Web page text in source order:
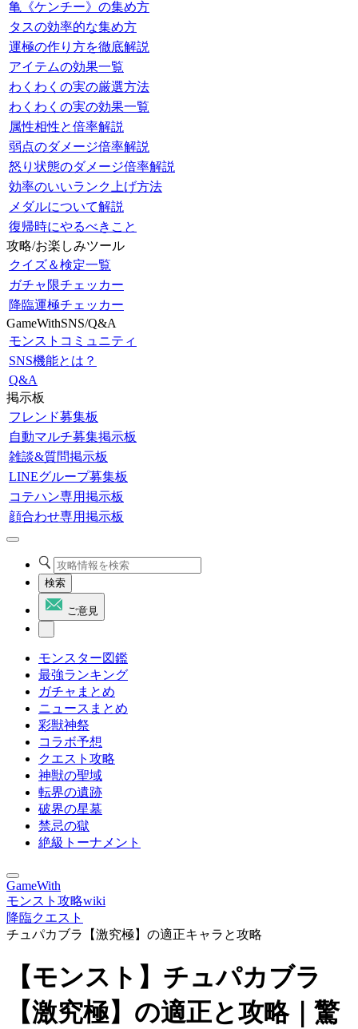
亀《ケンチー》の集め方
タスの効率的な集め方
運極の作り方を徹底解説
アイテムの効果一覧
わくわくの実の厳選方法
わくわくの実の効果一覧
属性相性と倍率解説
弱点のダメージ倍率解説
怒り状態のダメージ倍率解説
効率のいいランク上げ方法
メダルについて解説
復帰時にやるべきこと
攻略/お楽しみツール
クイズ＆検定一覧
ガチャ限チェッカー
降臨運極チェッカー
GameWithSNS/Q&A
モンストコミュニティ
SNS機能とは？
Q&A
掲示板
フレンド募集板
自動マルチ募集掲示板
雑談&質問掲示板
LINEグループ募集板
コテハン専用掲示板
顔合わせ専用掲示板
検索
ご意見
モンスター図鑑
最強ランキング
ガチャまとめ
ニュースまとめ
彩獣神祭
コラボ予想
クエスト攻略
神獣の聖域
転界の遺跡
破界の星墓
禁忌の獄
絶級トーナメント
GameWith
モンスト攻略wiki
降臨クエスト
チュパカブラ【激究極】の適正キャラと攻略
【モンスト】チュパカブラ
【激究極】の適正と攻略｜驚